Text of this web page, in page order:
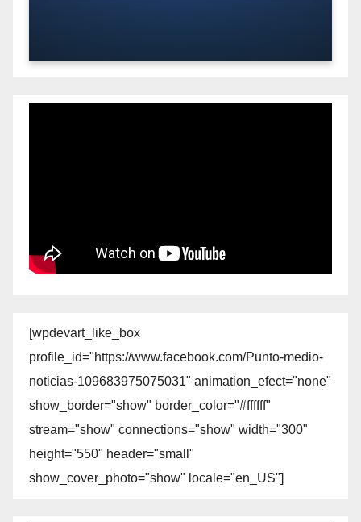
[wpdevart_like_box
profile_id="https://www.facebook.com/Punto-medio-
noticias-109683975075031" animation_efect="none"
show_border="show" border_color="#ffffff"
stream="show" connections="show" width="300"
height="550" header="small"
show_cover_photo="show" locale="en_US"]